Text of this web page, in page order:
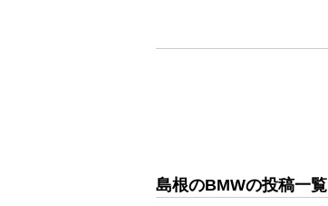
島根のBMWの投稿一覧